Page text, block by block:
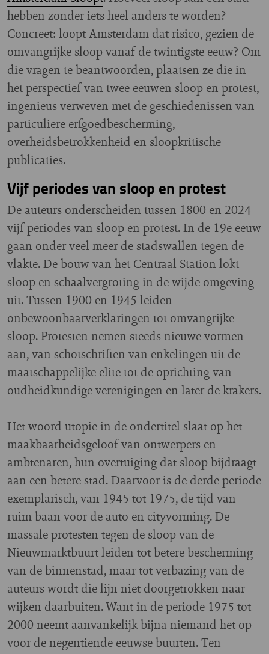
hebben zonder iets heel anders te worden?
Concreet: loopt Amsterdam dat risico, gezien de
omvangrijke sloop vanaf de twintigste eeuw? Om
die vragen te beantwoorden, plaatsen ze die in
het perspectief van twee eeuwen sloop en protest,
ingenieus verweven met de geschiedenissen van
particuliere erfgoedbescherming,
overheidsbetrokkenheid en sloopkritische
publicaties.
Vijf periodes van sloop en protest
De auteurs onderscheiden tussen 1800 en 2024
vijf periodes van sloop en protest. In de 19e eeuw
gaan onder veel meer de stadswallen tegen de
vlakte. De bouw van het Centraal Station lokt
sloop en schaalvergroting in de wijde omgeving
uit. Tussen 1900 en 1945 leiden
onbewoonbaarverklaringen tot omvangrijke
sloop. Protesten nemen steeds nieuwe vormen
aan, van schotschriften van enkelingen uit de
maatschappelijke elite tot de oprichting van
oudheidkundige verenigingen en later de krakers.
Het woord utopie in de ondertitel slaat op het
maakbaarheidsgeloof van ontwerpers en
ambtenaren, hun overtuiging dat sloop bijdraagt
aan een betere stad. Daarvoor is de derde periode
exemplarisch, van 1945 tot 1975, de tijd van
ruim baan voor de auto en cityvorming. De
massale protesten tegen de sloop van de
Nieuwmarktbuurt leiden tot betere bescherming
van de binnenstad, maar tot verbazing van de
auteurs wordt die lijn niet doorgetrokken naar
wijken daarbuiten. Want in de periode 1975 tot
2000 neemt aanvankelijk bijna niemand het op
voor de negentiende-eeuwse buurten. Ten